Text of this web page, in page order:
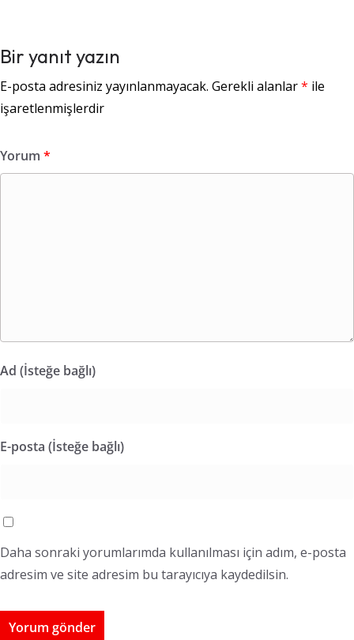
Bir yanıt yazın
E-posta adresiniz yayınlanmayacak. Gerekli alanlar* ile
işaretlenmişlerdir
Yorum *
Ad (İsteğe bağlı)
E-posta (İsteğe bağlı)
Daha sonraki yorumlarımda kullanılması için adım, e-posta
adresim ve site adresim bu tarayıcıya kaydedilsin.